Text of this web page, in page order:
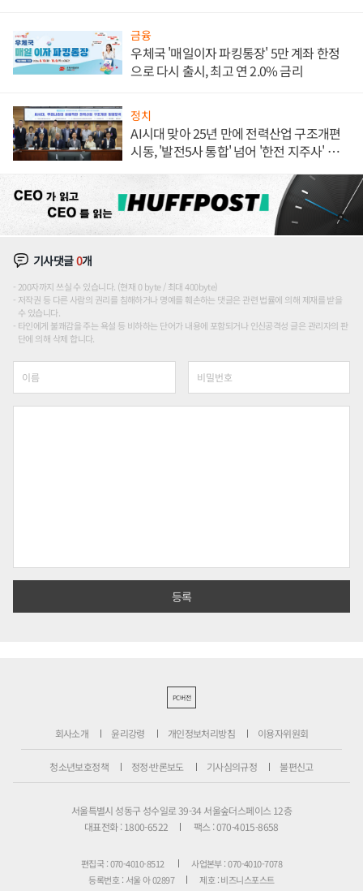
금융
우체국 '매일이자 파킹통장' 5만 계좌 한정
으로 다시 출시, 최고 연 2.0% 금리
정치
AI시대 맞아 25년 만에 전력산업 구조개편
시동, '발전5사 통합' 넘어 '한전 지주사' 재편
기사댓글0개
200자까지 쓰실 수 있습니다. (현재 0 byte / 최대 400byte)
저작권 등 다른 사람의 권리를 침해하거나 명예를 훼손하는 댓글은 관련 법률에 의해 제재를 받을
수 있습니다.
타인에게 불쾌감을 주는 욕설 등 비하하는 단어가 내용에 포함되거나 인신공격성 글은 관리자의 판
단에 의해 삭제 합니다.
PC버전
회사소개 윤리강령 개인정보처리방침 이용자위원회
청소년보호정책 정정·반론보도 기사심의규정 불편신고
서울특별시 성동구 성수일로 39-34 서울숲더스페이스 12층
대표전화 : 1800-6522
팩스 : 070-4015-8658
편집국 : 070-4010-8512
사업본부 : 070-4010-7078
등록번호 : 서울 아 02897
제호 : 비즈니스포스트